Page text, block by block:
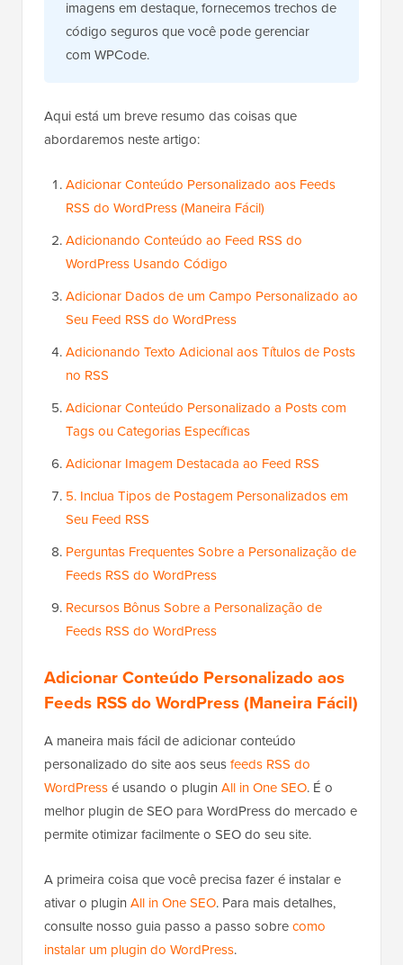
imagens em destaque, fornecemos trechos de
código seguros que você pode gerenciar
com WPCode.
Aqui está um breve resumo das coisas que
abordaremos neste artigo:
Adicionar Conteúdo Personalizado aos Feeds
RSS do WordPress (Maneira Fácil)
Adicionando Conteúdo ao Feed RSS do
WordPress Usando Código
Adicionar Dados de um Campo Personalizado ao
Seu Feed RSS do WordPress
Adicionando Texto Adicional aos Títulos de Posts
no RSS
Adicionar Conteúdo Personalizado a Posts com
Tags ou Categorias Específicas
Adicionar Imagem Destacada ao Feed RSS
5. Inclua Tipos de Postagem Personalizados em
Seu Feed RSS
Perguntas Frequentes Sobre a Personalização de
Feeds RSS do WordPress
Recursos Bônus Sobre a Personalização de
Feeds RSS do WordPress
Adicionar Conteúdo Personalizado aos
Feeds RSS do WordPress (Maneira Fácil)
A maneira mais fácil de adicionar conteúdo
personalizado do site aos seusfeeds RSS do
WordPressé usando o plugin All in One SEO. É o
melhor plugin de SEO para WordPress do mercado e
permite otimizar facilmente o SEO do seu site.
A primeira coisa que você precisa fazer é instalar e
ativar o plugin All in One SEO. Para mais detalhes,
consulte nosso guia passo a passo sobrecomo
instalar um plugin do WordPress.